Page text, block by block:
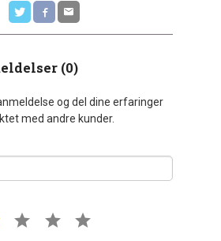
(0)
og del dine erfaringer
med andre kunder.
3 star 4 star 5 star